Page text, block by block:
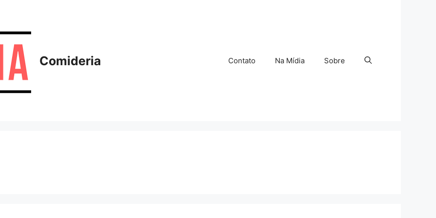
Comideria Contato Na Mídia Sobre